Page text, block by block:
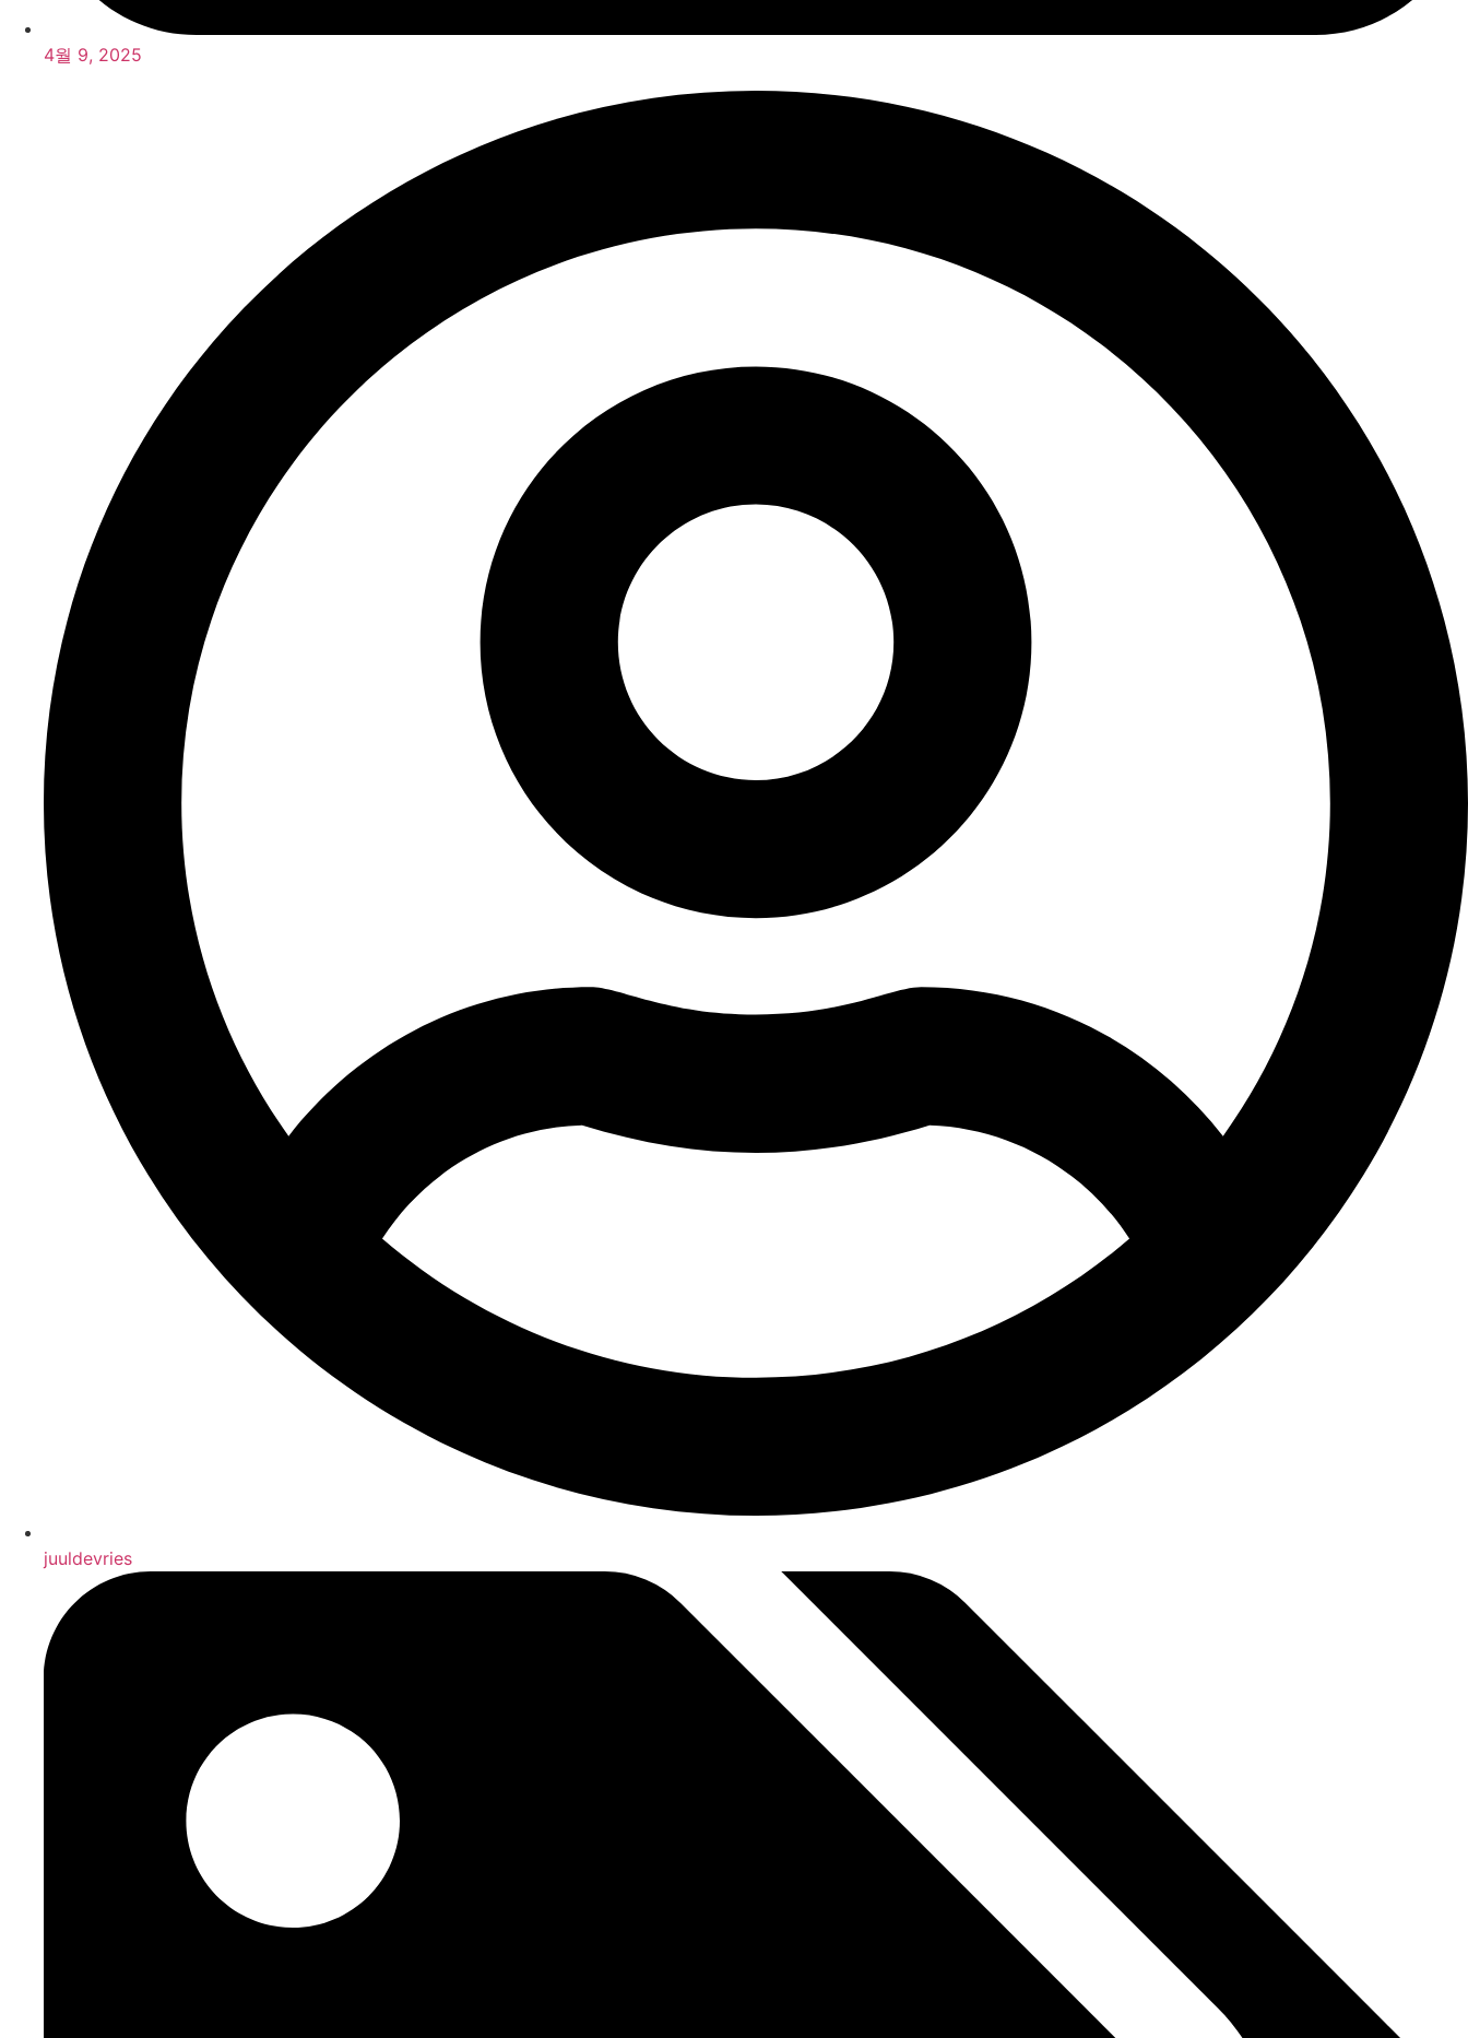
4월 9, 2025
juuldevries